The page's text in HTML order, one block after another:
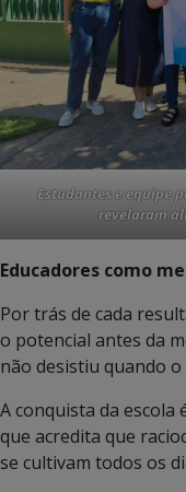
Estudantes e equipe
revelaram
Educadores como
Por trás de cada
o potencial antes da
não desistiu quando
A conquista da escola
que acredita que
se cultivam todos os